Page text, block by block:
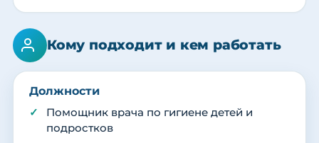
Кому подходит и кем работать
Должности
Помощник врача по гигиене детей и
подростков